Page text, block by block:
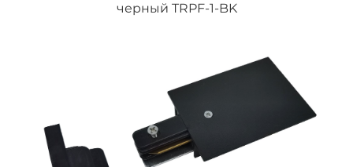
черный TRPF-1-BK